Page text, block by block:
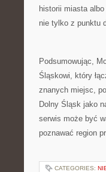
historii miasta
nie tylko z punktu
Podsumowując,
Śląskowi, który
znanych miejsc,
Dolny Śląsk jako
serwis może być
poznawać region
CATEGORIES: